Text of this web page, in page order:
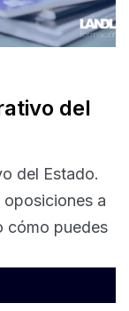
del
del Estado.
oposiciones a
cómo puedes